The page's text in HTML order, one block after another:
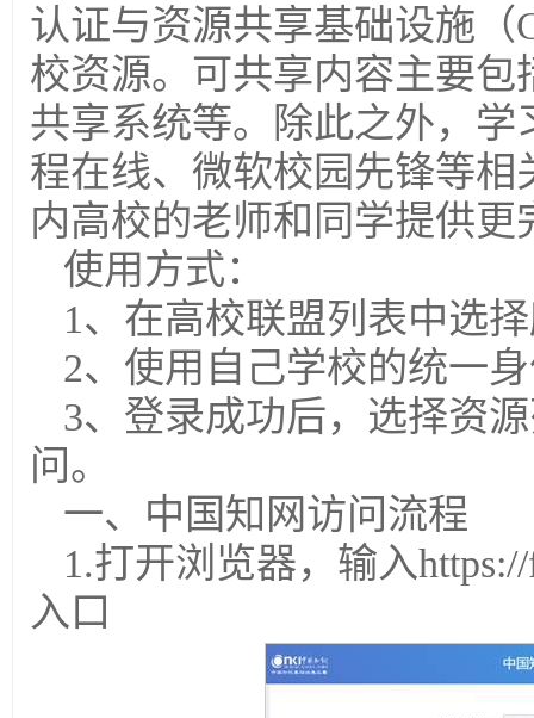
认证与资源共享基础设施
校资源。可共享内容主要包
共享系统等。除此之外，
程在线、微软校园先锋等
内高校的老师和同学提供
使用方式：
1、在高校联盟列表中选
2、使用自己学校的统一
3、登录成功后，选择资
问。
一、中国知网访问流程
1.打开浏览器，输入
入口